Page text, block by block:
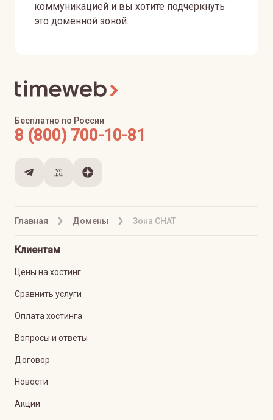
коммуникацией и вы хотите подчеркнуть
это доменной зоной.
Главная Домены Зона CHAT
Бесплатно по России
8 (800) 700-10-81
Клиентам
Цены на хостинг
Сравнить услуги
Оплата хостинга
Вопросы и ответы
Договор
Новости
Акции